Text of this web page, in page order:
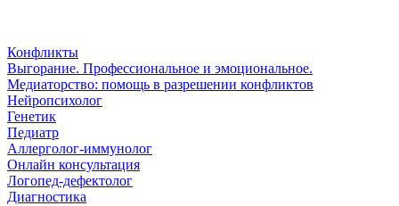
Конфликты
Выгорание. Профессиональное и эмоциональное.
Медиаторство: помощь в разрешении конфликтов
Нейропсихолог
Генетик
Педиатр
Аллерголог-иммунолог
Онлайн консультация
Логопед-дефектолог
Диагностика